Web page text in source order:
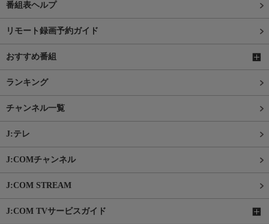
番組表ヘルプ
リモート録画予約ガイド
おすすめ番組
ランキング
チャンネル一覧
J:テレ
J:COMチャンネル
J:COM STREAM
J:COM TVサービスガイド